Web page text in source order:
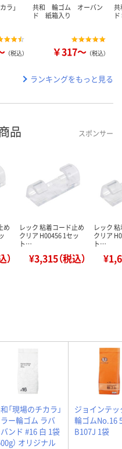
ラ」
（税込）
共和 輪ゴム オーバン
ド 紙箱入り
￥317～ （税込）
ランキングをもっと見る
品 スポンサー
め
）
レック 粘着コード止め
クリア H00456 1セッ
ト…
¥3,315（税込）
レック
クリア
ト…
「現場のチカラ」
ー輪ゴム ラバ
ンド #16 白 1袋
） オリジナル
ジョインテッ
輪ゴムNo.16
B107J 1袋